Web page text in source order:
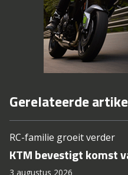
Gerelateerde
RC-familie groeit verder
KTM bevestigt komst
3 augustus 2026